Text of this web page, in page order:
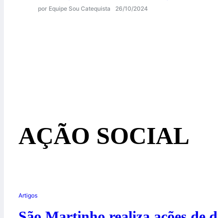
por Equipe Sou Catequista 26/10/2024
AÇÃO SOCIAL
Artigos